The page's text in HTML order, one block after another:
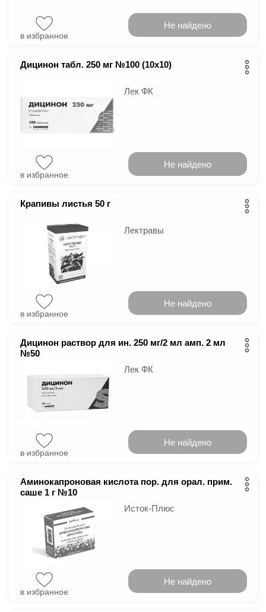
в избранное
Не найдено
Дицинон табл. 250 мг №100 (10х10)
Лек ФК
в избранное
Не найдено
Крапивы листья 50 г
Лектравы
в избранное
Не найдено
Дицинон раствор для ин. 250 мг/2 мл амп. 2 мл
№50
Лек ФК
в избранное
Не найдено
Аминокапроновая кислота пор. для орал. прим.
саше 1 г №10
Исток-Плюс
в избранное
Не найдено